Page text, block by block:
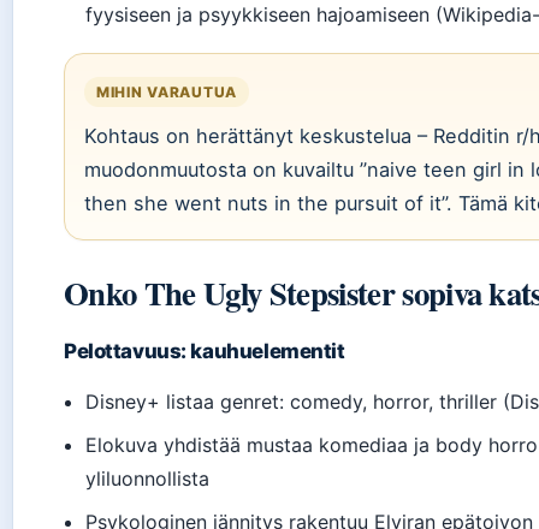
fyysiseen ja psyykkiseen hajoamiseen
MIHIN VARAUTUA
Kohtaus on herättänyt keskustelua – Redditin
muodonmuutosta on kuvailtu ”naive teen girl
then she went nuts in the pursuit of it”. Tämä
Onko The Ugly Stepsister sopiva
Pelottavuus: kauhuelementit
Disney+ listaa genret: comedy, horror, thriller
Elokuva yhdistää mustaa komediaa ja body
yliluonnollista
Psykologinen jännitys rakentuu Elviran